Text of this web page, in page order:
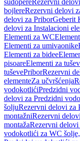
sudopereRezervni
bojlereRezervni delovi
delovi za PriborGeberit
delovi za Instalacioni
Elementi za WC
Elementi za umivaonike
Elementi za bidee
pisoareElementi za
tuševePriborRezervni
elementeZa učvršćenja
vodokotlićiPredzidni
delovi za Predzidni
šoljuRezervni delovi za
montažniRezervni
montažaRezervni delovi
vodokotlići za WC